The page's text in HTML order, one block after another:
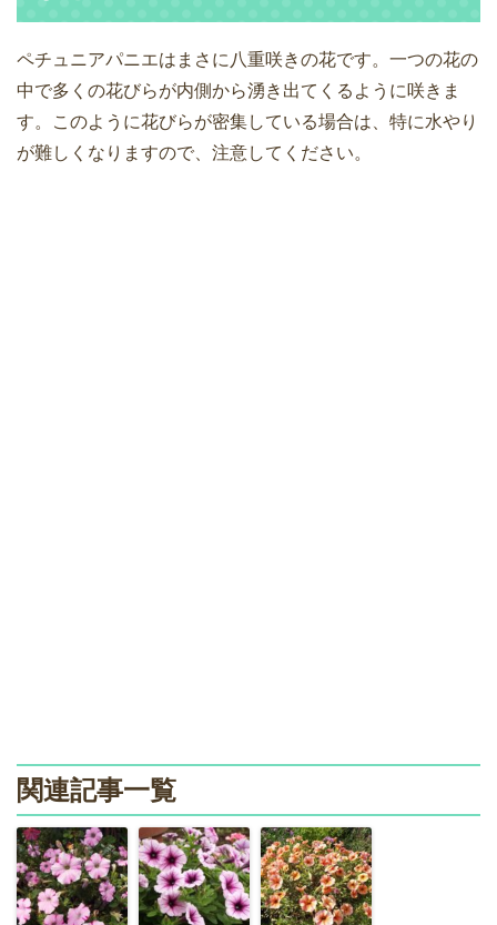
ペチュニアパニエはまさに八重咲きの花です。一つの花の
中で多くの花びらが内側から湧き出てくるように咲きま
す。このように花びらが密集している場合は、特に水やり
が難しくなりますので、注意してください。
関連記事一覧